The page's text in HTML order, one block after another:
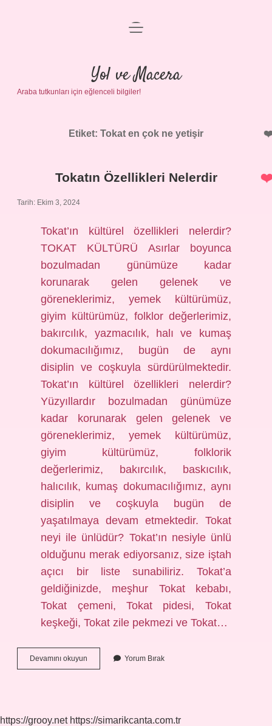
Anasayfa
Gizlilik Politikası
Yasal Uyarı
menüyü
Yol ve Macera
Araba tutkunları için eğlenceli bilgiler!
Etiket: Tokat en çok ne yetişir
Tokatın Özellikleri Nelerdir
Tarih: Ekim 3, 2024
Tokat’ın kültürel özellikleri nelerdir?
TOKAT KÜLTÜRÜ Asırlar boyunca
bozulmadan günümüze kadar
korunarak gelen gelenek ve
göreneklerimiz, yemek kültürümüz,
giyim kültürümüz, folklor değerlerimiz,
bakırcılık, yazmacılık, halı ve kumaş
dokumacılığımız, bugün de aynı
disiplin ve coşkuyla sürdürülmektedir.
Tokat’ın kültürel özellikleri nelerdir?
Yüzyıllardır bozulmadan günümüze
kadar korunarak gelen gelenek ve
göreneklerimiz, yemek kültürümüz,
giyim kültürümüz, folklorik
değerlerimiz, bakırcılık, baskıcılık,
halıcılık, kumaş dokumacılığımız, aynı
disiplin ve coşkuyla bugün de
yaşatılmaya devam etmektedir. Tokat
neyi ile ünlüdür? Tokat’ın nesiyle ünlü
olduğunu merak ediyorsanız, size iştah
açıcı bir liste sunabiliriz. Tokat’a
geldiğinizde, meşhur Tokat kebabı,
Tokat çemeni, Tokat pidesi, Tokat
keşkeği, Tokat zile pekmezi ve Tokat…
Devamını okuyun
Özellikleri
Yorum Bırak
https://grooy.net https://simarikcanta.com.tr